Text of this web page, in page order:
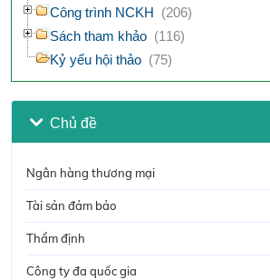
Công trình NCKH (206)
Sách tham khảo (116)
Kỷ yếu hội thảo (75)
Chủ đề
Ngân hàng thương mại
Tài sản đảm bảo
Thẩm định
Công ty đa quốc gia